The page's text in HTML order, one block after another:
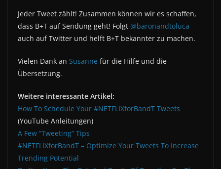
Jeder Tweet zählt! Zusammen können wir es schaffen,
dass B+T auf Sendung geht! Folgt @baronandtoluca
auch auf Twitter und helft B+T bekannter zu machen.
Vielen Dank an Susanne für die Hilfe und die
Übersetzung.
Weitere interessante Artikel:
How To Schedule Your #NETFLIXforBandT Tweets
(YouTube Anleitungen)
A Few “Tweeting” Tips
#NETFLIXforBandT – Optimize Your Tweets To Increase
Trending Potential